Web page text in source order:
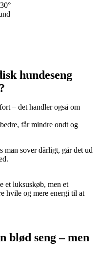
hundeseng
– det handler også om
får mindre ondt og
man sover dårligt, går det ud
et luksuskøb, men et
hvile og mere energi til at
blød seng – men